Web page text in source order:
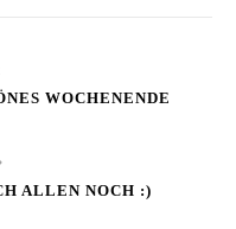
WOCHENENDE
ALLEN NOCH :)